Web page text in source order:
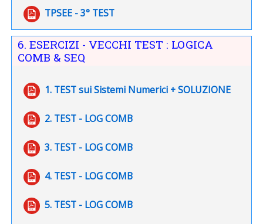
TPSEE - 3° TEST
File
6. ESERCIZI - VECCHI TEST : LOGICA
COMB & SEQ
1. TEST sui Sistemi Numerici + SOLUZIONE
File
2. TEST - LOG COMB
File
3. TEST - LOG COMB
File
4. TEST - LOG COMB
File
5. TEST - LOG COMB
File